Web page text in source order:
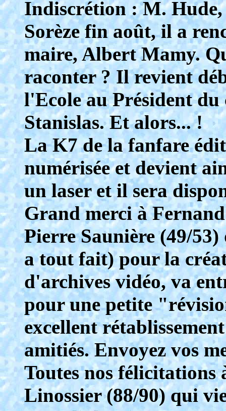
Indiscrétion : M.
Sorèze fin août, il a
maire, Albert Mamy.
raconter ? Il revient
l'Ecole au Président
Stanislas. Et alors... !
La K7 de la fanfare
numérisée et devient
un laser et il sera
Grand merci à
Pierre Saunière (49/
a tout fait) pour la
d'archives vidéo, va
pour une petite
excellent
amitiés. Envoyez vos
Toutes nos félicitations
Linossier (88/90) qui